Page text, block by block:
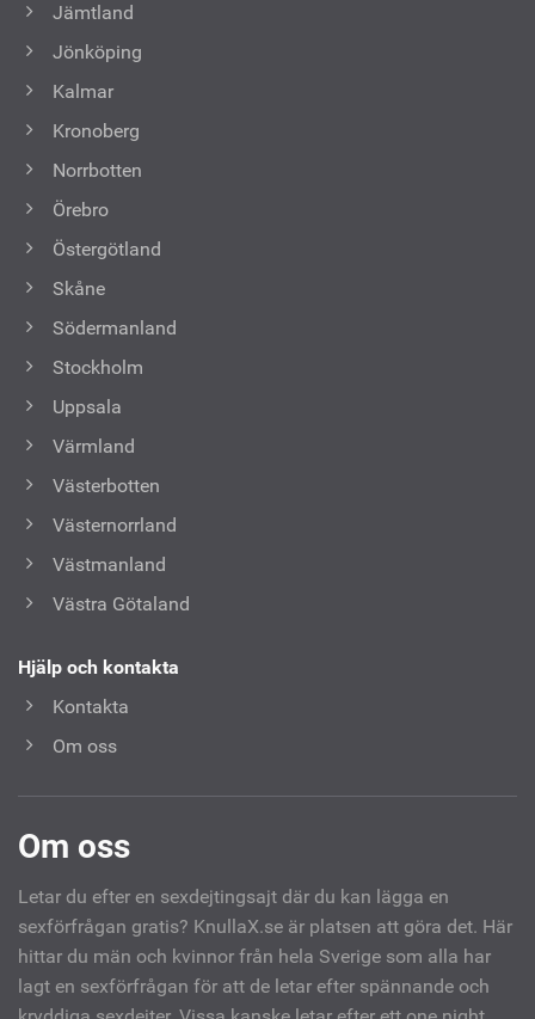
Jämtland
Jönköping
Kalmar
Kronoberg
Norrbotten
Örebro
Östergötland
Skåne
Södermanland
Stockholm
Uppsala
Värmland
Västerbotten
Västernorrland
Västmanland
Västra Götaland
Hjälp och kontakta
Kontakta
Om oss
Om oss
Letar du efter en sexdejtingsajt där du kan lägga en
sexförfrågan gratis? KnullaX.se är platsen att göra det. Här
hittar du män och kvinnor från hela Sverige som alla har
lagt en sexförfrågan för att de letar efter spännande och